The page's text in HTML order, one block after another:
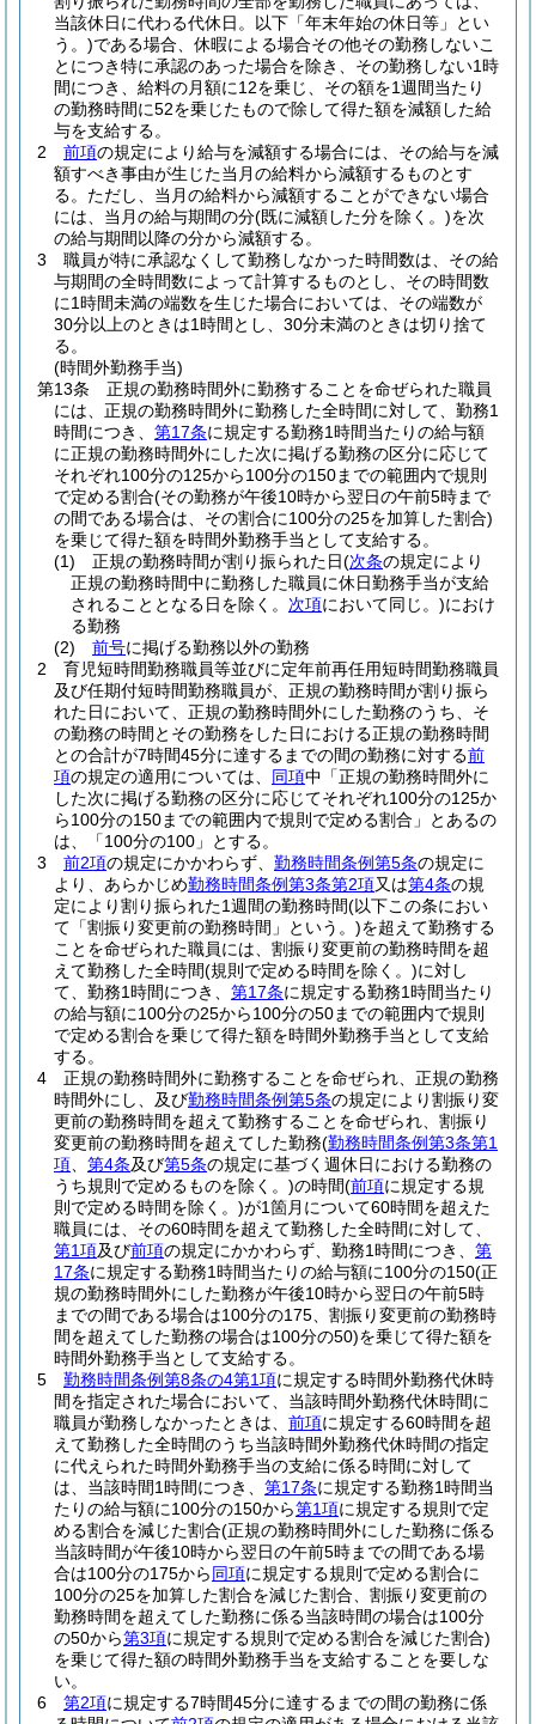
当該休日に代わる代休日。以下「年末年始の休日等」とい
う。)である場合、休暇による場合その他その勤務しないこ
とにつき特に承認のあった場合を除き、その勤務しない1時
間につき、給料の月額に12を乗じ、その額を1週間当たり
の勤務時間に52を乗じたもので除して得た額を減額した給
与を支給する。
2
前項の規定により給与を減額する場合には、その給与を減
額すべき事由が生じた当月の給料から減額するものとす
る。 ただし、当月の給料から減額することができない場合
には、当月の給与期間の分(既に減額した分を除く。)を次
の給与期間以降の分から減額する。
3
職員が特に承認なくして勤務しなかった時間数は、その給
与期間の全時間数によって計算するものとし、その時間数
に1時間未満の端数を生じた場合においては、その端数が
30分以上のときは1時間とし、30分未満のときは切り捨て
る。
(時間外勤務手当)
第13条
正規の勤務時間外に勤務することを命ぜられた職員
には、正規の勤務時間外に勤務した全時間に対して、勤務1
時間につき、 第17条に規定する勤務1時間当たりの給与額
に正規の勤務時間外にした次に掲げる勤務の区分に応じて
それぞれ100分の125から100分の150までの範囲内で規則
で定める割合(その勤務が午後10時から翌日の午前5時まで
の間である場合は、その割合に100分の25を加算した割合)
を乗じて得た額を時間外勤務手当として支給する。
(1)
正規の勤務時間が割り振られた日(次条の規定により
正規の勤務時間中に勤務した職員に休日勤務手当が支給
されることとなる日を除く。 次項において同じ。)におけ
る勤務
(2)
前号に掲げる勤務以外の勤務
2
育児短時間勤務職員等並びに定年前再任用短時間勤務職員
及び任期付短時間勤務職員が、正規の勤務時間が割り振ら
れた日において、正規の勤務時間外にした勤務のうち、そ
の勤務の時間とその勤務をした日における正規の勤務時間
との合計が7時間45分に達するまでの間の勤務に対する前
項の規定の適用については、 同項中「正規の勤務時間外に
した次に掲げる勤務の区分に応じてそれぞれ100分の125か
ら100分の150までの範囲内で規則で定める割合」とあるの
は、「100分の100」とする。
3
前2項の規定にかかわらず、 勤務時間条例第5条の規定に
より、あらかじめ勤務時間条例第3条第2項又は第4条の規
定により割り振られた1週間の勤務時間(以下この条におい
て「割振り変更前の勤務時間」という。)を超えて勤務する
ことを命ぜられた職員には、割振り変更前の勤務時間を超
えて勤務した全時間(規則で定める時間を除く。)に対し
て、勤務1時間につき、 第17条に規定する勤務1時間当たり
の給与額に100分の25から100分の50までの範囲内で規則
で定める割合を乗じて得た額を時間外勤務手当として支給
する。
4
正規の勤務時間外に勤務することを命ぜられ、正規の勤務
時間外にし、及び勤務時間条例第5条の規定により割振り変
更前の勤務時間を超えて勤務することを命ぜられ、割振り
変更前の勤務時間を超えてした勤務(勤務時間条例第3条第1
項
第4条及び第5条の規定に基づく週休日における勤務の
うち規則で定めるものを除く。)の時間(前項に規定する規
則で定める時間を除く。)が1箇月について60時間を超えた
職員には、その60時間を超えて勤務した全時間に対して、
第1項及び前項の規定にかかわらず、勤務1時間につき、 第
17条に規定する勤務1時間当たりの給与額に100分の150(正
規の勤務時間外にした勤務が午後10時から翌日の午前5時
までの間である場合は100分の175、割振り変更前の勤務時
間を超えてした勤務の場合は100分の50)を乗じて得た額を
時間外勤務手当として支給する。
5
勤務時間条例第8条の4第1項に規定する時間外勤務代休時
間を指定された場合において、当該時間外勤務代休時間に
職員が勤務しなかったときは、 前項に規定する60時間を超
えて勤務した全時間のうち当該時間外勤務代休時間の指定
に代えられた時間外勤務手当の支給に係る時間に対して
は、当該時間1時間につき、 第17条に規定する勤務1時間当
たりの給与額に100分の150から第1項に規定する規則で定
める割合を減じた割合(正規の勤務時間外にした勤務に係る
当該時間が午後10時から翌日の午前5時までの間である場
合は100分の175から同項に規定する規則で定める割合に
100分の25を加算した割合を減じた割合、割振り変更前の
勤務時間を超えてした勤務に係る当該時間の場合は100分
の50から第3項に規定する規則で定める割合を減じた割合)
を乗じて得た額の時間外勤務手当を支給することを要しな
い。
6
第2項に規定する7時間45分に達するまでの間の勤務に係